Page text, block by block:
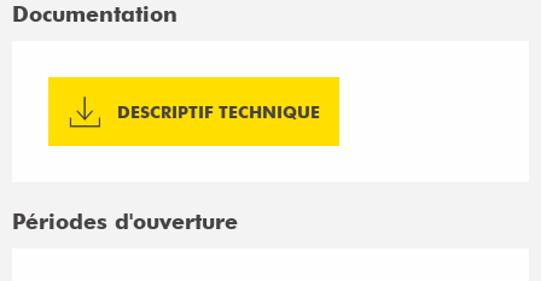
Documentation
DESCRIPTIF TECHNIQUE
Périodes d'ouverture